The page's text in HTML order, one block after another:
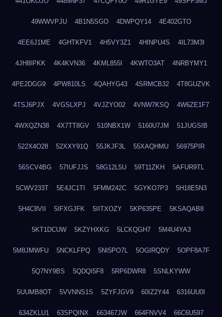
49WWVPJU 4B1N5SGO 4DWPQY14 4E402GTO
4EE6J1ME 4GHTKFV1 4H5VY3Z1 4HINPU4S 4IL73M3I
4JH8IPKK 4K4KVN36 4KML855I 4KWTO3AT 4NRBYMY1
4PE2DGG9 4PW810LS 4QAHYG43 4SRMCB32 4T8GUZVK
4TSJ6PJX 4VGSLXPJ 4VJZYO02 4VNW7KSQ 4W6ZE1F7
4WXQZN38 4X7TT8GV 510NBX1W 5160U7JM 51JUGSIB
522X4O28 52XXY91Q 55JKJF3L 55XAQHMU 56975PIR
56SCV4BG 57IUFJJS 58G12L5U 59T11ZKH 5AFUR9TL
5CWV233T 5E4JC1TI 5FMM242C 5GYKO7P3 5H18E5N3
5H4C8VII 5IFXGJFK 5IITXOZY 5KP635PE 5KSAQAB8
5KT1DCUW 5KZYHXKG 5LCKQGH7 5M4U4YA3
5M8JMWFU 5NCKLFPQ 5NI5PO7L 5OGIRQDY 5OPF8A7F
5Q7NY9BS 5QDQI5F8 5RP6DWR8 5SNLKYWW
5UUMB8OT 5VVNNS1S 5ZYFJGV9 60IZ2Y44 6316UU0I
634ZKLU1 63SPQINX 663467JW 664FNVV4 66C6U597